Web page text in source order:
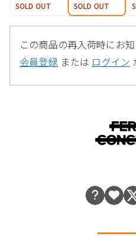
SOLD OUT
SOLD OUT
この商品の再入荷時にお
会員登録 または ログイン